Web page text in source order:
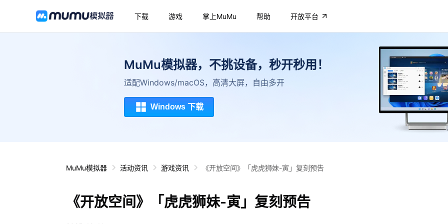
下载 游戏 掌上MuMu 帮助 开放平台
MuMu模拟器，不挑设备，秒开秒用！
适配Windows/macOS，高清大屏，自由多开
Windows 下载
MuMu模拟器 活动资讯 游戏资讯 《开放空间》「虎虎狮妹-寅」复刻预告
《开放空间》「虎虎狮妹-寅」复刻预告